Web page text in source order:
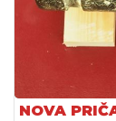
NOVA